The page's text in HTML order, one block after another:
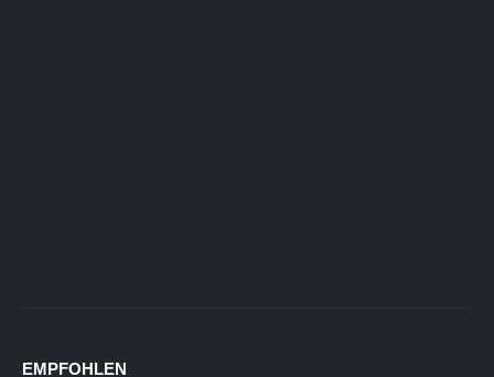
EMPFOHLEN